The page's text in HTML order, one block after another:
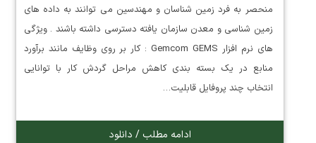
منحصر به فرد زمین شناسان و مهندسین می توانند به داده های
زمین شناسی و معدن سازمان یافته دسترسی داشته باشند . ویژگی
های نرم افزار Gemcom GEMS : کار بر روی وظایف مانند برآورد
منابع در یک بسته بندی کاهش مراحل گردش کار با توانایی
انتخاب چند پروفایل قابلیت…
ادامه مطلب / دانلود